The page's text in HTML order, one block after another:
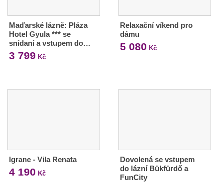
Maďarské lázně: Pláza
Hotel Gyula *** se
snídaní a vstupem do…
3 799 Kč
Relaxační víkend pro
dámu
5 080 Kč
Igrane - Vila Renata
4 190 Kč
Dovolená se vstupem
do lázní Bükfürdő a
FunCity